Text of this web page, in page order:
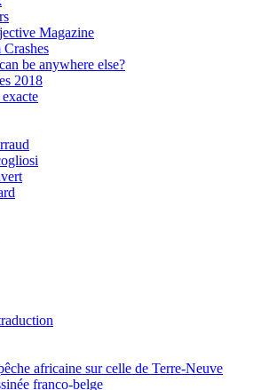
Magazine
be anywhere else?
2018
africaine sur celle de Terre-Neuve
franco-belge